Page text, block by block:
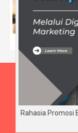
Beranda
Disclaimer
Copyright ©
Rahasia Promosi